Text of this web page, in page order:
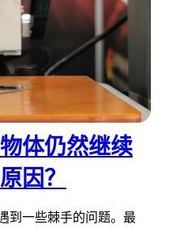
体仍然继续
因？
到一些棘手的问题。最